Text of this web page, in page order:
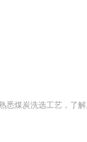
煤炭洗选工艺，了